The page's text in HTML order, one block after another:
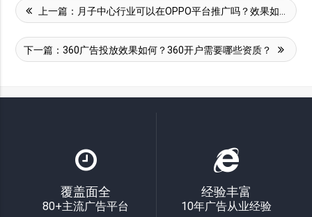
上一篇： 月子中心行业可以在OPPO平台推广吗？效果如何？
下一篇：360广告投放效果如何？360开户需要哪些资质？
覆盖面全
80+主流广告平台
经验丰富
10年广告从业经验